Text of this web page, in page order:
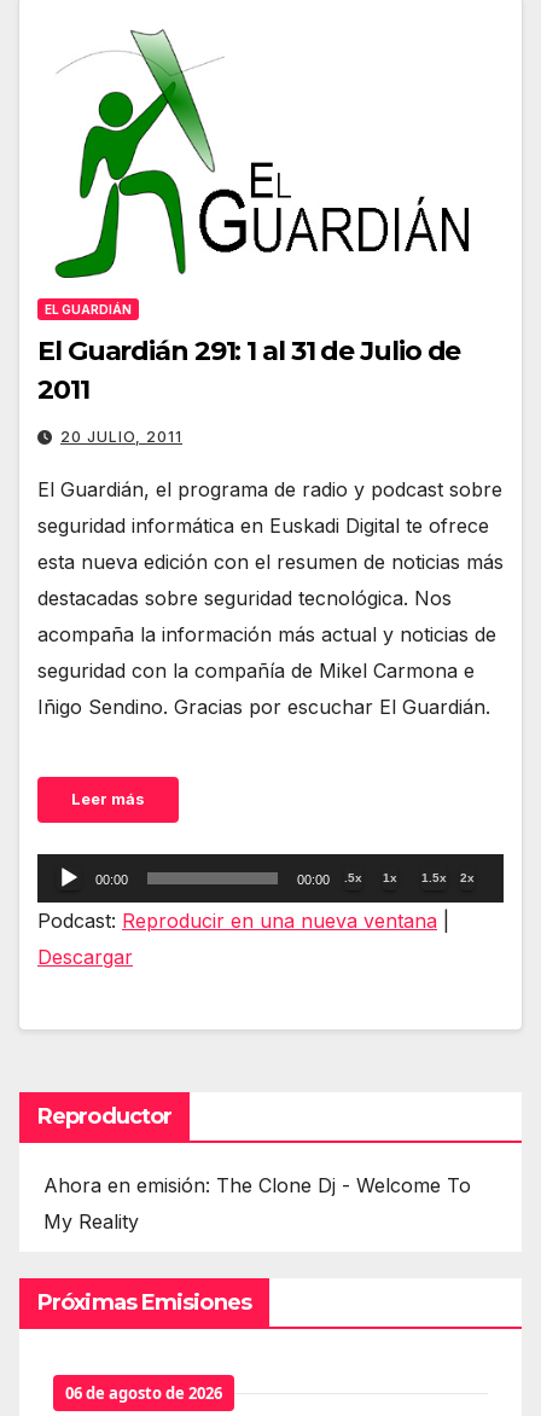
EL GUARDIÁN
El Guardián 291: 1 al 31 de Julio de
2011
20 JULIO, 2011
El Guardián, el programa de radio y podcast sobre
seguridad informática en Euskadi Digital te ofrece
esta nueva edición con el resumen de noticias más
destacadas sobre seguridad tecnológica. Nos
acompaña la información más actual y noticias de
seguridad con la compañía de Mikel Carmona e
Iñigo Sendino. Gracias por escuchar El Guardián.
Leer más
Reproductor
de
00:00 00:00 .5x 1x 1.5x 2x
Podcast: Reproducir en una nueva ventana
Descargar
Reproductor
Ahora en emisión: The Clone Dj - Welcome To
My Reality
Próximas Emisiones